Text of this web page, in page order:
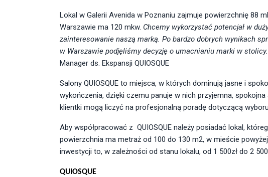
Lokal w Galerii Avenida w Poznaniu zajmuje powierzchnię 88
Warszawie ma 120 mkw. Chcemy wykorzystać potencjał w
zainteresowanie naszą marką. Po bardzo dobrych wynikach
w Warszawie podjęliśmy decyzję o umacnianiu marki w stolicy.
Manager ds. Ekspansji QUIOSQUE
Salony QUIOSQUE to miejsca, w których dominują jasne i
wykończenia, dzięki czemu panuje w nich przyjemna,
klientki mogą liczyć na profesjonalną poradę dotyczącą
Aby współpracować z QUIOSQUE należy posiadać lokal,
powierzchnia ma metraż od 100 do 130 m2, w mieście
inwestycji to, w zależności od stanu lokalu, od 1 500zł do 2
QUIOSQUE